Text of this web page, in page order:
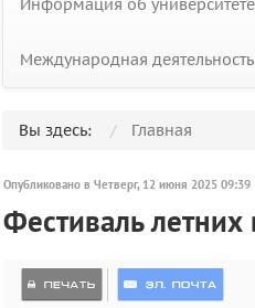
Информация об университете
Международная деятельность
Вы здесь: Главная
Опубликовано в Четверг, 12 июня 2025 09:39
Фестиваль летних